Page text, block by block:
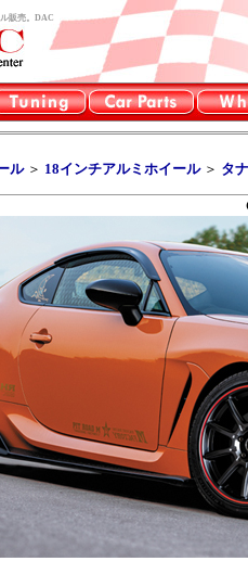
販売。DAC
ル＞ 18インチアルミホイール＞ タ